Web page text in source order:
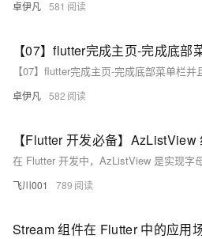
卓伊凡 581
卓伊凡 582
飞川001 789
Stream 组件在 Flutter 中的应用